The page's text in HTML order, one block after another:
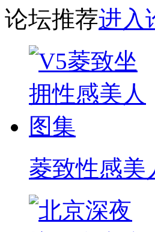
论坛推荐进入
菱致性感美